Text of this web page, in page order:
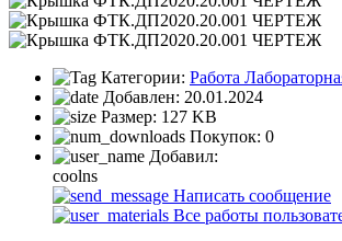
Категории: Работа
Добавлен: 20.01.2024
Размер: 127 KB
Покупок: 0
Добавил:
coolns
Написать сообщение
Все работы